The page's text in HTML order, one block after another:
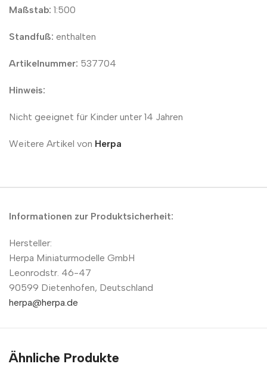
Maßstab: 1:500
Standfuß: enthalten
Artikelnummer: 537704
Hinweis:
Nicht geeignet für Kinder unter 14 Jahren
Weitere Artikel von Herpa
Informationen zur Produktsicherheit:
Hersteller:
Herpa Miniaturmodelle GmbH
Leonrodstr. 46-47
90599 Dietenhofen, Deutschland
herpa@herpa.de
Ähnliche Produkte